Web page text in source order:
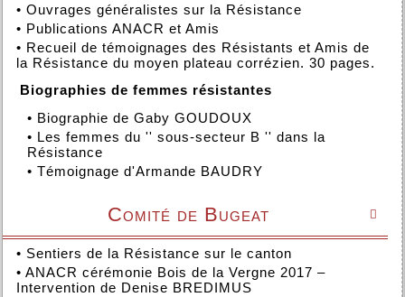
• Ouvrages généralistes sur la Résistance
• Publications ANACR et Amis
• Recueil de témoignages des Résistants et Amis de
la Résistance du moyen plateau corrézien. 30 pages.
Biographies de femmes résistantes
• Biographie de Gaby GOUDOUX
• Les femmes du '' sous-secteur B '' dans la
Résistance
• Témoignage d'Armande BAUDRY

Comité de Bugeat
• Sentiers de la Résistance sur le canton
• ANACR cérémonie Bois de la Vergne 2017 –
Intervention de Denise BREDIMUS